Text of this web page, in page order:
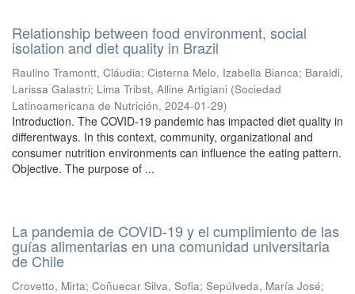
Relationship between food environment, social
isolation and diet quality in Brazil
Raulino Tramontt, Cláudia; Cisterna Melo, Izabella Bianca; Baraldi,
Larissa Galastri; Lima Tribst, Alline Artigiani (Sociedad
Latinoamericana de Nutrición, 2024-01-29)
Introduction. The COVID-19 pandemic has impacted diet quality in
differentways. In this context, community, organizational and
consumer nutrition environments can influence the eating pattern.
Objective. The purpose of ...
La pandemia de COVID-19 y el cumplimiento de las
guías alimentarias en una comunidad universitaria
de Chile
Crovetto, Mirta; Coñuecar Silva, Sofia; Sepúlveda, María José;